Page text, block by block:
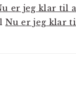
er jeg klar til
Nu er jeg klar